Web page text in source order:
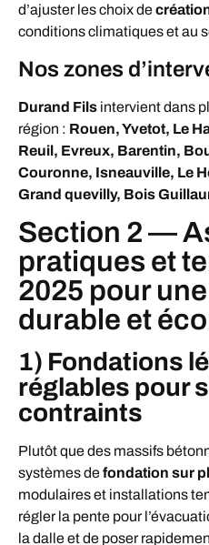
d’ajuster les choix de
conditions climatiques et au
Nos zones
Durand Fils intervient dans
région : Rouen, Yvetot, Le
Reuil, Evreux, Barentin,
Couronne, Isneauville, Le
Grand quevilly, Bois
Section 2 —
pratiques et
2025 pour
durable et
1) Fondations
réglables pour
contraints
Plutôt que des massifs
systèmes defondation sur
modulaires et installations
régler la pente pour
la dalle et de poser